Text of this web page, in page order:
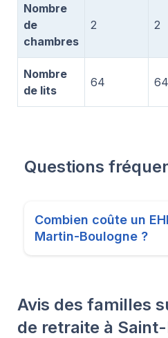
Nombre
de
chambres
2 2
Nombre
de lits
64 64
Questions
Combien coûte un
Martin-Boulogne ?
Avis des familles
de retraite à